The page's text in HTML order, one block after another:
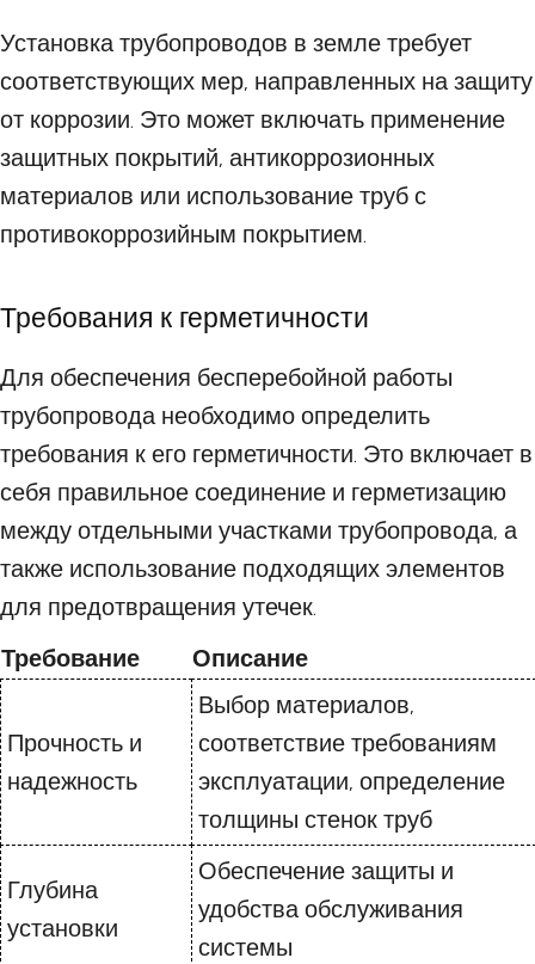
Установка трубопроводов в земле требует
соответствующих мер, направленных на защиту
от коррозии. Это может включать применение
защитных покрытий, антикоррозионных
материалов или использование труб с
противокоррозийным покрытием.
Требования к герметичности
Для обеспечения бесперебойной работы
трубопровода необходимо определить
требования к его герметичности. Это включает в
себя правильное соединение и герметизацию
между отдельными участками трубопровода, а
также использование подходящих элементов
для предотвращения утечек.
Требование
Описание
Прочность и
надежность
Выбор материалов,
соответствие требованиям
эксплуатации, определение
толщины стенок труб
Глубина
установки
Обеспечение защиты и
удобства обслуживания
системы